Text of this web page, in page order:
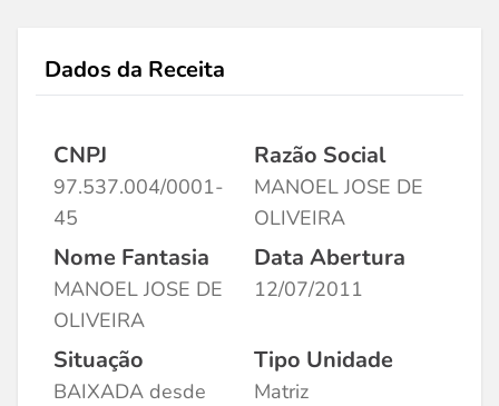
Dados da Receita
CNPJ
97.537.004/0001-
45
Razão Social
MANOEL JOSE DE
OLIVEIRA
Nome Fantasia
MANOEL JOSE DE
OLIVEIRA
Data Abertura
12/07/2011
Situação
BAIXADA desde
Tipo Unidade
Matriz